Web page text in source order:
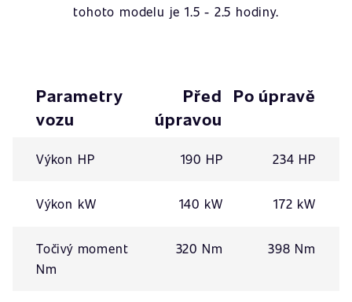
tohoto modelu je 1.5 - 2.5 hodiny.
Parametry
vozu
Před
úpravou
Po úpravě
Výkon HP 190 HP 234 HP
Výkon kW 140 kW 172 kW
Točivý moment
Nm
320 Nm 398 Nm